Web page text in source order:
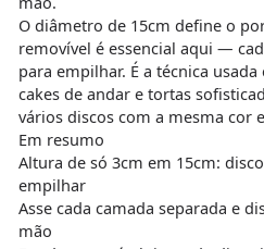
O diâmetro de 15cm define o
removível é essencial aqui —
para empilhar. É a técnica
cakes de andar e tortas
vários discos com a mesma cor
Em resumo
Altura de só 3cm em 15cm:
empilhar
Asse cada camada separada e
mão